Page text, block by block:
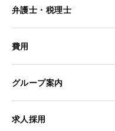
弁護士・税理士
費用
グループ案内
求人採用